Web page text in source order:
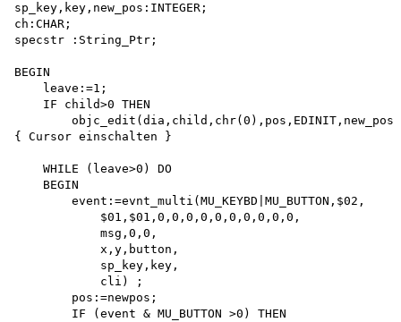
sp_key,key,new_pos:INTEGER;
ch:CHAR;
specstr :String_Ptr;
BEGIN
    leave:=1;
    IF child>0 THEN
{ Cursor einschalten }
    WHILE (leave>0) DO
    BEGIN
        event:=evnt_multi(MU_KEYBD|MU_BUTTON,$02,
            $01,$01,0,0,0,0,0,0,0,0,0,0,
            msg,0,0,
            x,y,button,
            sp_key,key,
            cli) ;
        pos:=newpos;
        IF (event & MU_BUTTON >0) THEN